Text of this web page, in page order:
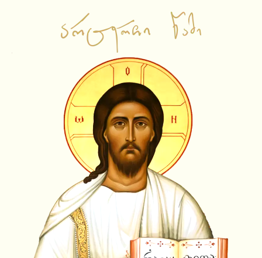
საწყისი გვერდი
ვიდეო ჩანაწერები
ამბიონის ქადაგებები
საჯარო შეხვედრები
ლექციები
სატელევიზიო გადაცემები
სხვა
ამონარიდები